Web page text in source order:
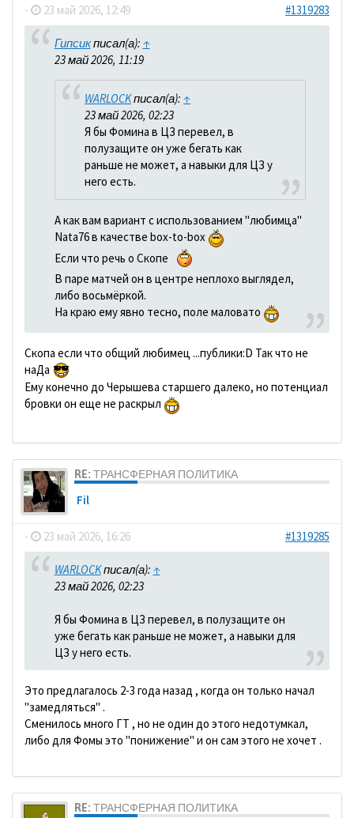
- 23 май 2026, 12:49 #1319283
Гипсикписал(а): ↑
23 май 2026, 11:19
WARLOCKписал(а): ↑
23 май 2026, 02:23
Я бы Фомина в ЦЗ перевел, в
полузащите он уже бегать как
раньше не может, а навыки для ЦЗ у
него есть.
А как вам вариант с использованием "любимца"
Nata76 в качестве box-to-box
Если что речь о Скопе
В паре матчей он в центре неплохо выглядел,
либо восьмёркой.
На краю ему явно тесно, поле маловато
Скопа если что общий любимец ...публики:D Так что не
наДа
Ему конечно до Черышева старшего далеко, но потенциал
бровки он еще не раскрыл
RE: ТРАНСФЕРНАЯ ПОЛИТИКА
Fil
- 23 май 2026, 16:26 #1319285
WARLOCKписал(а): ↑
23 май 2026, 02:23
Я бы Фомина в ЦЗ перевел, в полузащите он
уже бегать как раньше не может, а навыки для
ЦЗ у него есть.
Это предлагалось 2-3 года назад , когда он только начал
"замедляться" .
Сменилось много ГТ , но не один до этого недотумкал,
либо для Фомы это "понижение" и он сам этого не хочет .
RE: ТРАНСФЕРНАЯ ПОЛИТИКА